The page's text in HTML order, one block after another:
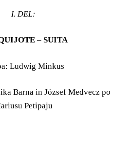
I. DEL:
– SUITA
Ludwig Minkus
Barna in József Medvecz po
Petipaju